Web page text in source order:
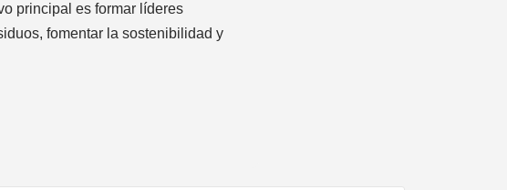
principal es formar líderes
fomentar la sostenibilidad y